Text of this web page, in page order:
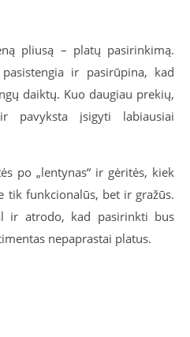
pliusą – platų pasirinkimą.
ir pasirūpina, kad
daiktų. Kuo daugiau prekių,
pavyksta įsigyti labiausiai
po „lentynas“ ir gėritės, kiek
tik funkcionalūs, bet ir gražūs.
ir atrodo, kad pasirinkti bus
nepaprastai platus.